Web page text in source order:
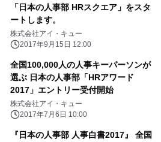
「日本の人事部 HRスクエア」をスタ
ートします。
株式会社アイ・キュー
2017年9月15日 12:00
全国100,000人の人事キーパーソンが
選ぶ 日本の人事部「HRアワード
2017」エントリー受付開始
株式会社アイ・キュー
2017年7月6日 10:00
『日本の人事部 人事白書2017』 全国